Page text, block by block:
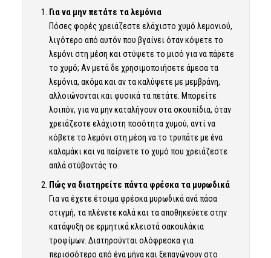
Για να μην πετάτε τα λεμόνια
Πόσες φορές χρειάζεστε ελάχιστο χυμό λεμονιού,
λιγότερο από αυτόν που βγαίνει όταν κόψετε το
λεμόνι στη μέση και στύψετε το μισό για να πάρετε
το χυμό; Αν μετά δε χρησιμοποιήσετε άμεσα τα
λεμόνια, ακόμα και αν τα καλύψετε με μεμβράνη,
αλλοιώνονται και φυσικά τα πετάτε. Μπορείτε
λοιπόν, για να μην καταλήγουν στα σκουπίδια, όταν
χρειάζεστε ελάχιστη ποσότητα χυμού, αντί να
κόβετε το λεμόνι στη μέση να το τρυπάτε με ένα
καλαμάκι και να παίρνετε το χυμό που χρειάζεστε
απλά στύβοντάς το.
Πώς να διατηρείτε πάντα φρέσκα τα μυρωδικά
Για να έχετε έτοιμα φρέσκα μυρωδικά ανά πάσα
στιγμή, τα πλένετε καλά και τα αποθηκεύετε στην
κατάψυξη σε ερμητικά κλειστά σακουλάκια
τροφίμων. Διατηρούνται ολόφρεσκα για
περισσότερο από ένα μήνα και ξεπαγώνουν στο